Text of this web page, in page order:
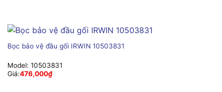
Bọc bảo vệ đầu gối IRWIN 10503831
Model: 10503831
Giá:476,000₫